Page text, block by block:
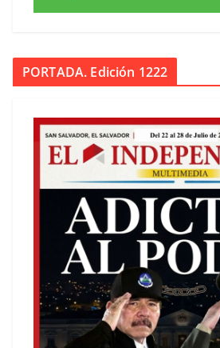
PORTADA. Edición 1222